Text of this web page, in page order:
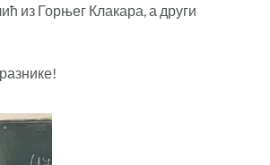
из Горњег Клакара, а други